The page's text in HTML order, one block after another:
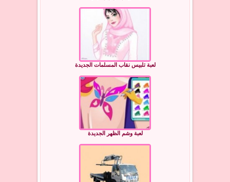
لعبة تلبيس نقاب المسلمات الجديدة
لعبة وشم الظهر الجديدة